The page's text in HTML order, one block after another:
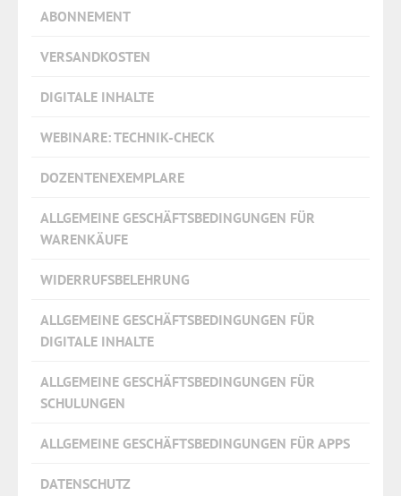
ABONNEMENT
VERSANDKOSTEN
DIGITALE INHALTE
WEBINARE: TECHNIK-CHECK
DOZENTENEXEMPLARE
ALLGEMEINE GESCHÄFTSBEDINGUNGEN FÜR
WARENKÄUFE
WIDERRUFSBELEHRUNG
ALLGEMEINE GESCHÄFTSBEDINGUNGEN FÜR
DIGITALE INHALTE
ALLGEMEINE GESCHÄFTSBEDINGUNGEN FÜR
SCHULUNGEN
ALLGEMEINE GESCHÄFTSBEDINGUNGEN FÜR APPS
DATENSCHUTZ